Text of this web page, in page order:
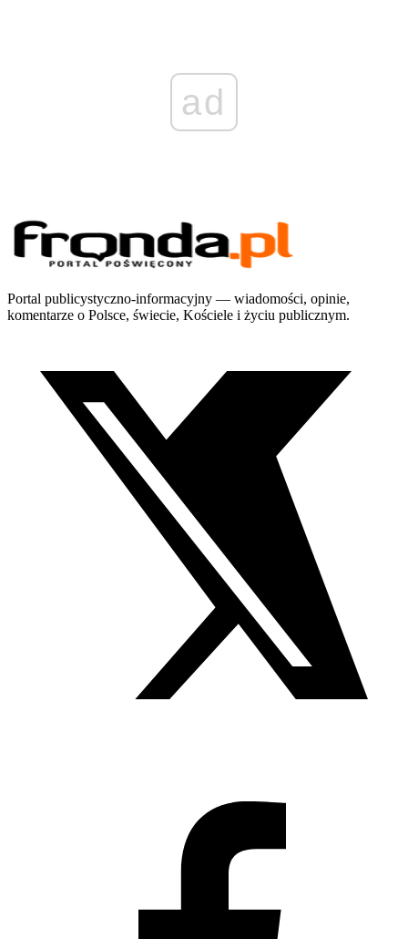
ad
Portal publicystyczno-informacyjny — wiadomości, opinie,
komentarze o Polsce, świecie, Kościele i życiu publicznym.